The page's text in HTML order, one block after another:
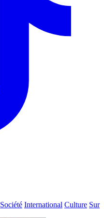
Société International Culture Sur